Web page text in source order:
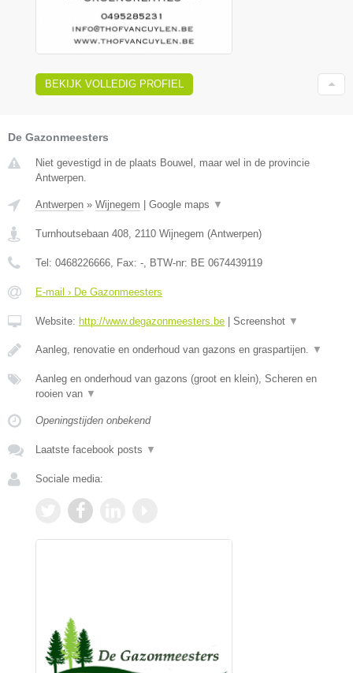
BEKIJK VOLLEDIG PROFIEL
De Gazonmeesters
Niet gevestigd in de plaats Bouwel, maar wel in de provincie
Antwerpen.
Antwerpen » Wijnegem | Google maps ▼
Turnhoutsebaan 408 2110 Wijnegem (Antwerpen)
Tel: 0468226666 , Fax: - , BTW-nr: BE 0674439119
E-mail › De Gazonmeesters
Website: http://www.degazonmeesters.be | Screenshot ▼
Aanleg, renovatie en onderhoud van gazons en graspartijen. ▼
Aanleg en onderhoud van gazons (groot en klein), Scheren en
rooien van ▼
Openingstijden onbekend
Laatste facebook posts ▼
Sociale media: